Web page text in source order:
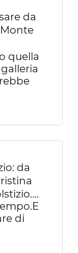
da
quella
da
di